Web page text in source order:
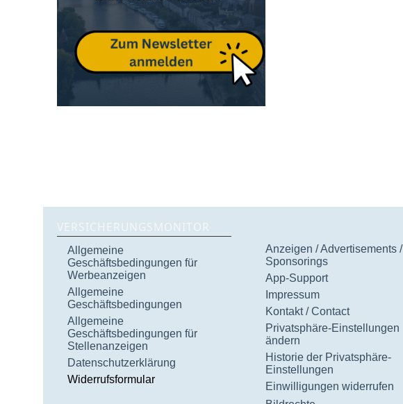
VERSICHERUNGSMONITOR
Allgemeine
Geschäftsbedingungen für
Werbeanzeigen
Allgemeine
Geschäftsbedingungen
Allgemeine
Geschäftsbedingungen für
Stellenanzeigen
Datenschutzerklärung
Widerrufsformular
Anzeigen / Advertisements /
Sponsorings
App-Support
Impressum
Kontakt / Contact
Privatsphäre-Einstellungen
ändern
Historie der Privatsphäre-
Einstellungen
Einwilligungen widerrufen